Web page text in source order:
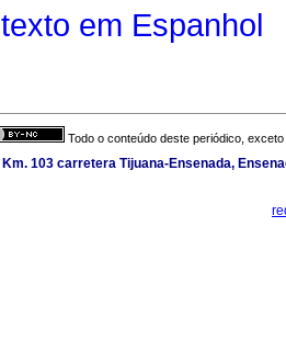
texto em Espanhol
Todo o conteúdo deste periódico,
Km. 103 carretera Tijuana-Ensenada,